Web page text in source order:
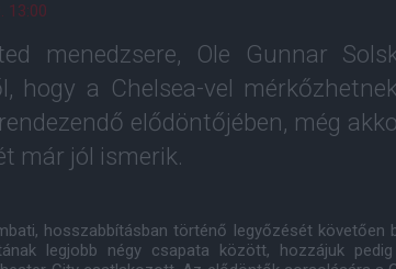
13:00
menedzsere, Ole Gunnar
hogy a Chelsea-vel
elődöntőjében, még
már jól ismerik.
hosszabbításban történő legyőzését követően
legjobb négy csapata között, hozzájuk